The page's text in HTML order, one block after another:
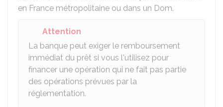
en France métropolitaine ou dans un Dom.
Attention
La banque peut exiger le remboursement
immédiat du prêt si vous l'utilisez pour
financer une opération qui ne fait pas partie
des opérations prévues par la
réglementation.